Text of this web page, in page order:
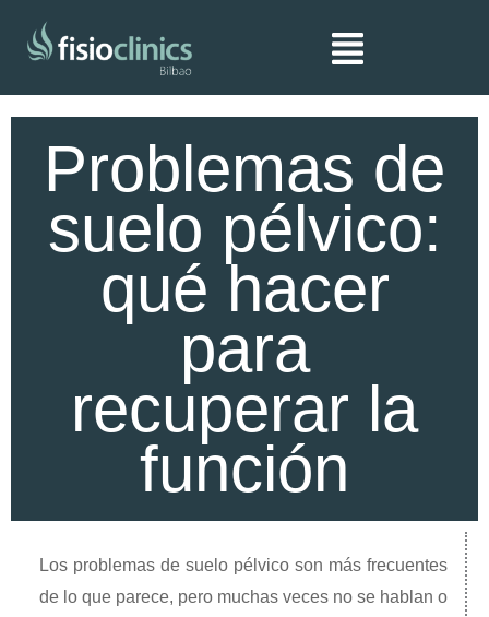
Problemas de
suelo pélvico:
qué hacer
para
recuperar la
función
Los problemas de suelo pélvico son más frecuentes
de lo que parece, pero muchas veces no se hablan o